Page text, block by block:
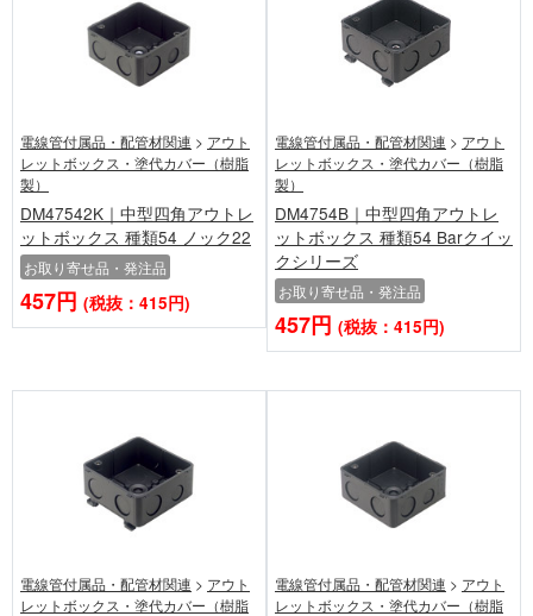
電線管付属品・配管材関連 > アウト
レットボックス・塗代カバー（樹脂
製）
DM47542K｜中型四角アウトレ
ットボックス 種類54 ノック22
お取り寄せ品・発注品
457円 (税抜：415円)
電線管付属品・配管材関連 > アウト
レットボックス・塗代カバー（樹脂
製）
DM4754B｜中型四角アウトレ
ットボックス 種類54 Barクイッ
クシリーズ
お取り寄せ品・発注品
457円 (税抜：415円)
電線管付属品・配管材関連 > アウト
レットボックス・塗代カバー（樹脂
電線管付属品・配管材関連 > アウト
レットボックス・塗代カバー（樹脂